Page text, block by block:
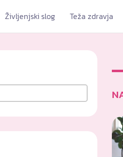
Življenjski slog Teža zdravja